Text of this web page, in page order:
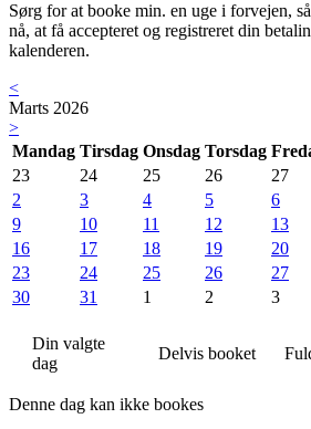
Sørg for at booke min. en uge i forvejen,
nå, at få accepteret og registreret din
kalenderen.
<
Marts 2026
>
Mandag Tirsdag Onsdag Torsdag
23
24 25 26 27
2
3 4 5 6
9
10 11 12 13
16
17 18 19 20
23
24 25 26 27
30
31 1 2 3
Din valgte
dag
Delvis booket
Denne dag kan ikke bookes